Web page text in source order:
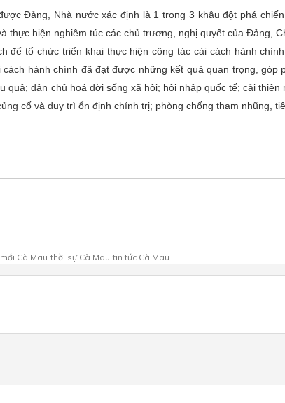
Đảng, Nhà nước xác định là 1 trong 3 khâu đột phá
thực hiện nghiêm túc các chủ trương, nghị quyết của Đảng,
để tổ chức triển khai thực hiện công tác cải cách hành
cách hành chính đã đạt được những kết quả quan trọng, góp
quả; dân chủ hoá đời sống xã hội; hội nhập quốc tế; cải
cố và duy trì ổn định chính trị; phòng chống tham nhũng,
Cà Mau thời sự Cà Mau tin tức Cà Mau